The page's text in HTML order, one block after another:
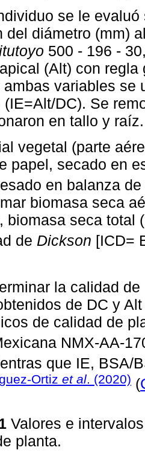
se le
del diámetro (mm)
500 - 196 -
(Alt) con regla
ambas variables se
(IE=Alt/DC). Se
en tallo y raíz.
vegetal (parte
papel, secado en
en balanza
biomasa seca
biomasa seca total
de Dickson [ICD=
la calidad
de DC y
de calidad de
NMX-AA-
que IE, BSA/
Ortiz et al. (2020) (
Valores e
planta.